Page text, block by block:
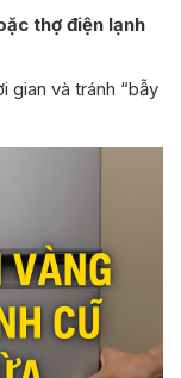
thợ điện lạnh
gian và tránh “bẫy